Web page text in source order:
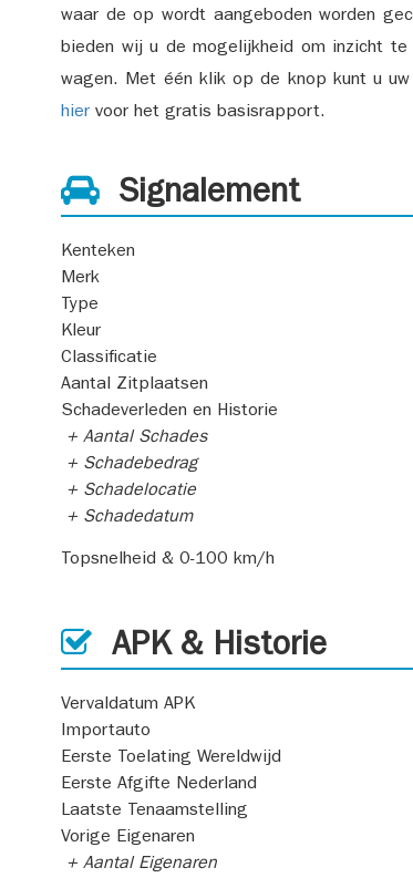
waar de op wordt aangeboden worden
bieden wij u de mogelijkheid om inzicht
wagen. Met één klik op de knop kunt u
hier voor het gratis basisrapport.
Signalement
Kenteken
Merk
Type
Kleur
Classificatie
Aantal Zitplaatsen
Schadeverleden en Historie
+ Aantal Schades
+ Schadebedrag
+ Schadelocatie
+ Schadedatum
Topsnelheid & 0-100 km/h
APK & Historie
Vervaldatum APK
Importauto
Eerste Toelating Wereldwijd
Eerste Afgifte Nederland
Laatste Tenaamstelling
Vorige Eigenaren
+ Aantal Eigenaren